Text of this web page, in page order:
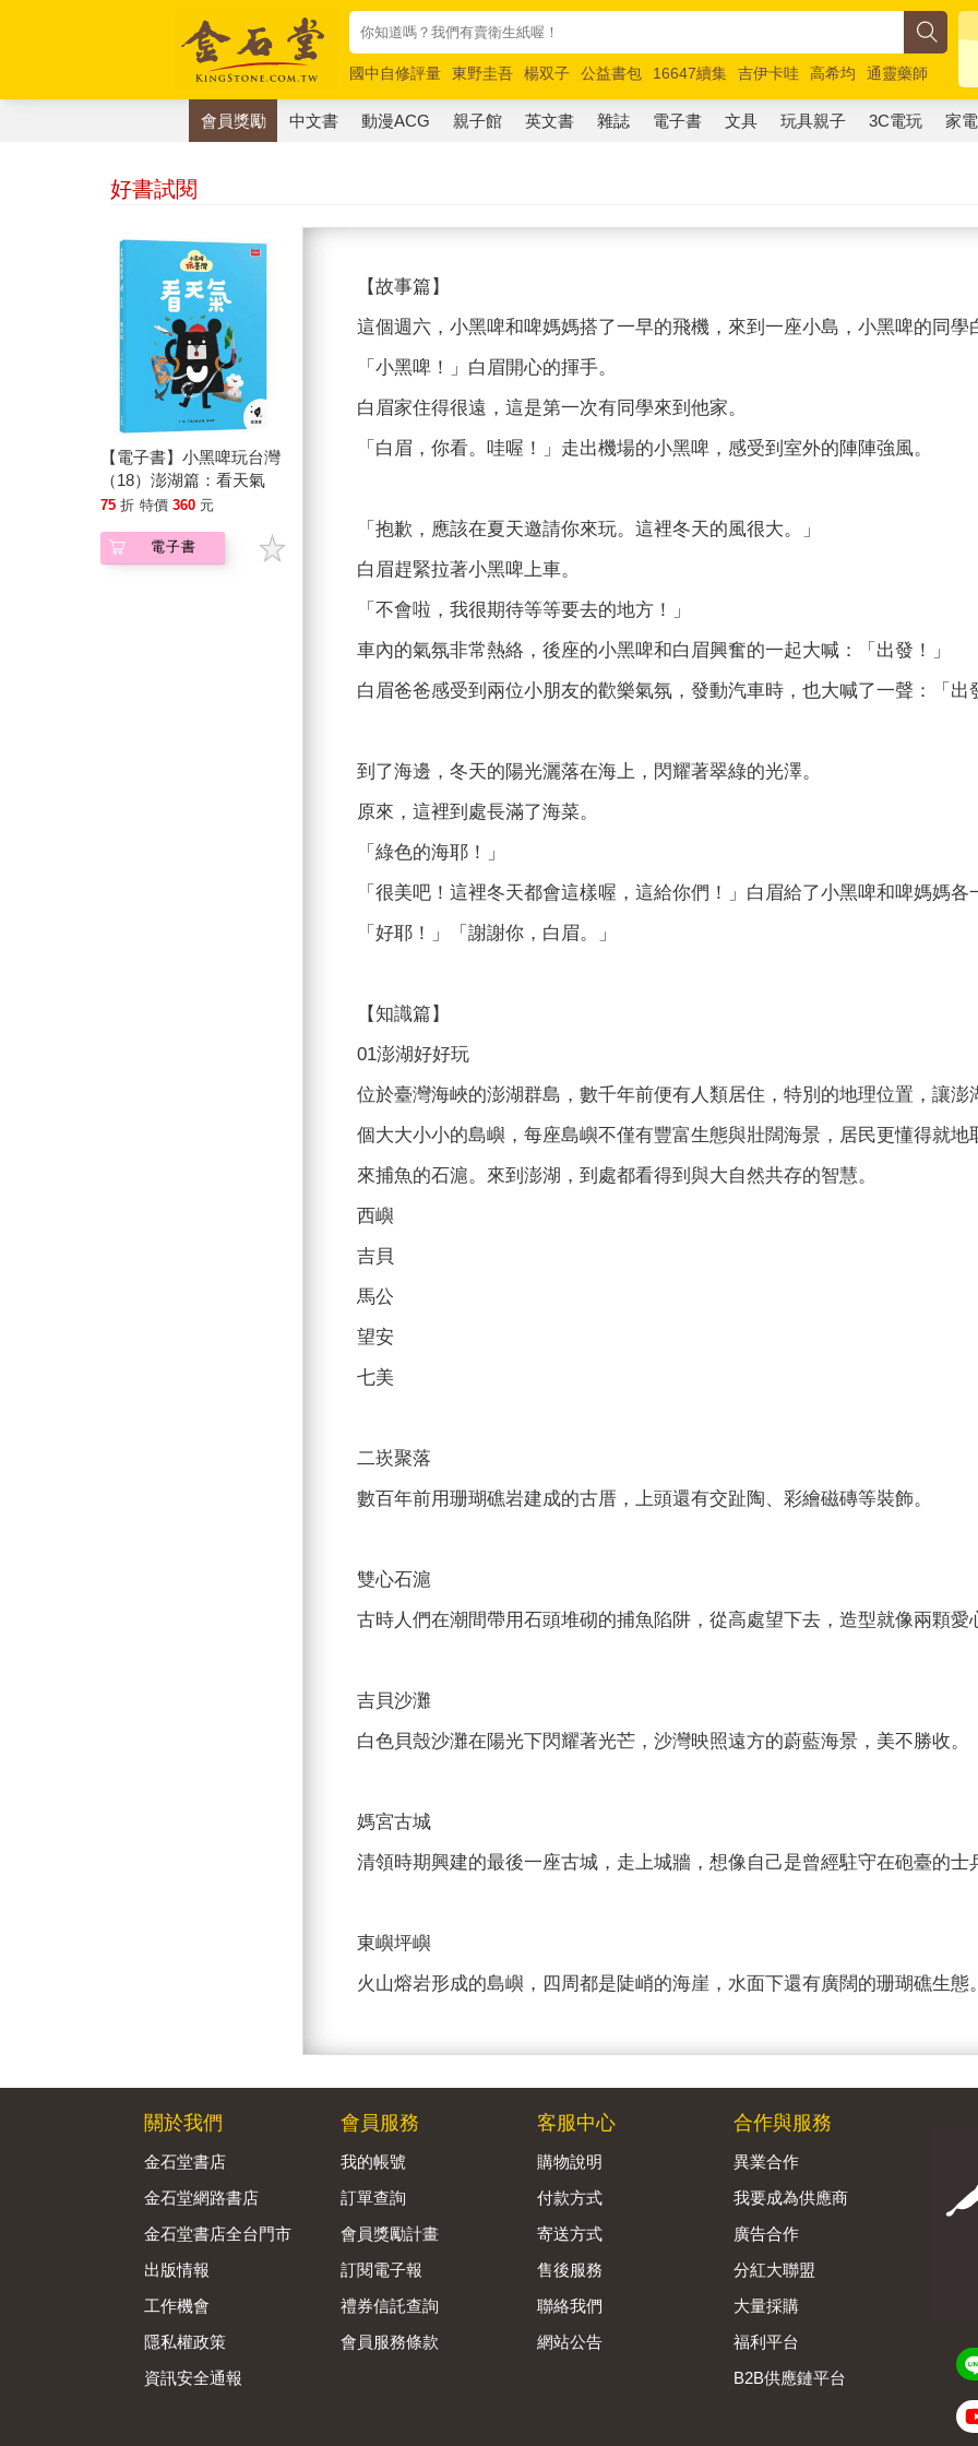
國中自修評量 東野圭吾 楊双子 公益書包 16647續集 吉伊卡哇 高希均
通靈藥師
唯紅花綻放
奧德賽 路邊攤新作 馬斯克 玩具總動員5 超慢跑
會員獎勵 中文書 動漫ACG 親子館 英文書 雜誌 電子書 文具 玩具親子 3C電玩 家電
好書試閱
【電子書】小黑啤玩台灣
（18）澎湖篇：看天氣
75 折 特價 360 元
電子書
【故事篇】
這個󠇡週六，小黑啤和󠇡啤媽媽󠇡搭了一󠇢早的飛機，來到一󠇡座小島，小黑啤的同學
「小黑啤！」白眉開心的揮手。
白眉家住得󠇡很遠，這是第一次有同學來到他家。
「白眉，你看。哇喔！」走出機場的小黑啤，感受到室外的陣陣強風。
「抱歉，應該在夏天邀請你來玩。這裡冬天的風很大。」
白眉趕緊拉著小黑啤上車。
「不󠇡會啦，我很期待等等要去的地方！」
車內的氣氛非常熱絡，後座的小黑啤和󠇡白眉興奮的一󠇢起大喊：「出發！」
白眉爸爸󠇡感受到兩位小朋友的歡樂氣氛，發動汽車時，也大喊了一󠇢聲：「出
到了海邊，冬天的陽光灑落在海上，閃耀著翠綠的光澤。
原來，這裡到處󠇡長󠇡滿了海菜。
「綠色的海耶！」
「很美吧！這裡冬天都會這樣喔，這給你們！」白眉給了小黑啤和󠇡啤媽媽󠇡各
「好耶！」「謝謝你，白眉。」
【知識篇】
01澎湖好好玩
位於臺灣海峽的澎湖群島，數千年前便有人類居住，特別的地理位置，讓
個󠇡大大小小的島嶼，每座島嶼不僅有豐富生態與壯闊海景，居民更懂得󠇡就
來捕魚的石滬。來到澎湖，到處󠇡都看得󠇡到與大自然共存的智慧。
西嶼
吉貝
馬公
望安
七美
二崁聚落
數百年前用珊瑚礁岩建成的古厝，上頭還有交趾陶、彩繪磁磚等裝飾。
雙心石滬
古時人們在潮間帶用石頭󠇡堆砌的捕魚陷阱，從高處󠇡望下去，造型就像兩顆愛
吉貝沙灘
白色貝殼沙灘在陽光下閃耀著光芒，沙灣映照遠方的蔚藍海景，美不勝󠇡收。
媽宮古城
清領時期興建的最後一󠇡座古城，走上城牆，想像自己是曾經駐守在砲臺的士
東嶼坪嶼
火山熔岩形成的島嶼，四周都是陡峭的海崖，水面下還有廣闊的珊瑚礁生態。
關於我們
金石堂書店
金石堂網路書店
金石堂書店全台門市
出版情報
工作機會
隱私權政策
資訊安全通報
會員服務
我的帳號
訂單查詢
會員獎勵計畫
訂閱電子報
禮券信託查詢
會員服務條款
客服中心
購物說明
付款方式
寄送方式
售後服務
聯絡我們
網站公告
合作與服務
異業合作
我要成為供應商
廣告合作
分紅大聯盟
大量採購
福利平台
B2B供應鏈平台